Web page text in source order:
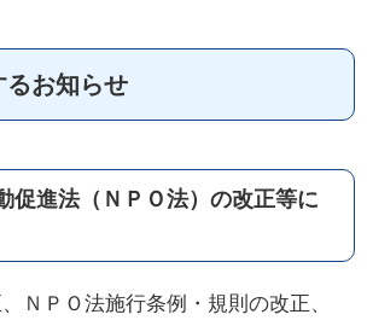
るお知らせ
促進法（ＮＰＯ法）の改正等に
ＮＰＯ法施行条例・規則の改正、